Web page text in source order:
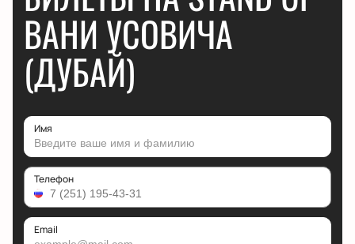
ВАНИ УСОВИЧА
(ДУБАЙ)
Имя
Телефон
Email